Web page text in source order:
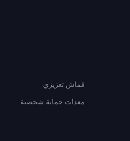
قماش تعزيزي
معدات حماية شخصية